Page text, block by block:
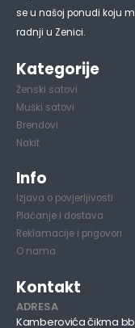
se u našoj ponudi koju
radnji u Zenici.
Kategorije
Ženski satovi
Muški satovi
Brendovi
Nakit
Info
Izjava o povjerljivosti
Plaćanje i dostava
Reklamacije i prigovori
O nama
Kontakt
ADRESA
Kamberovića čikma